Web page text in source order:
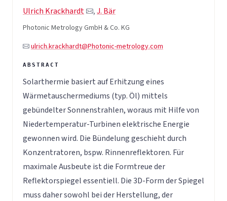
Ulrich Krackhardt ,J. Bär
Photonic Metrology GmbH & Co. KG
ulrich.krackhardt@Photonic-metrology.com
Solarthermie basiert auf Erhitzung eines
Wärmetauschermediums (typ. Öl) mittels
gebündelter Sonnenstrahlen, woraus mit Hilfe von
Niedertemperatur-Turbinen elektrische Energie
gewonnen wird. Die Bündelung geschieht durch
Konzentratoren, bspw. Rinnenreflektoren. Für
maximale Ausbeute ist die Formtreue der
Reflektorspiegel essentiell. Die 3D-Form der Spiegel
muss daher sowohl bei der Herstellung, der